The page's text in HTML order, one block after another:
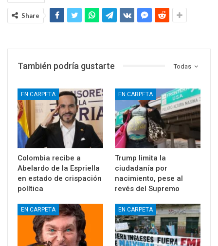
Share
Todas
También podría gustarte
EN CARPETA
Colombia recibe a
Abelardo de la Espriella
en estado de crispación
política
EN CARPETA
Trump limita la
ciudadanía por
nacimiento, pese al
revés del Supremo
EN CARPETA EN CARPETA